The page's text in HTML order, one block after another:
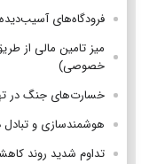
فرودگاه‌های
میز تامین مالی از
خصوصی)
خسارت‌های جنگ در
هوشمندسازی و تبادل
تداوم شدید روند